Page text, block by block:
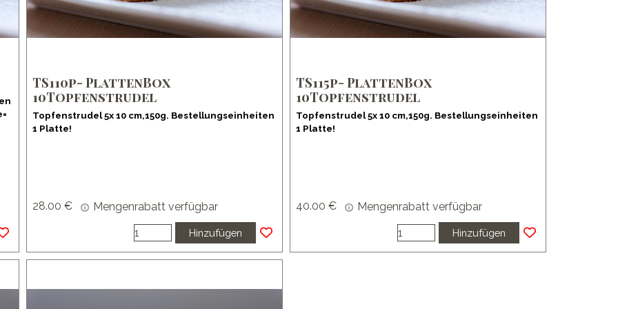
TS110p- PlattenBox
10Topfenstrudel
Topfenstrudel 5x 10 cm,150g. Bestellungseinheiten
1 Platte!
28.00 € Mengenrabatt verfügbar
Hinzufügen
TS115p- PlattenBox
10Topfenstrudel
Topfenstrudel 5x 10 cm,150g. Bestellungseinheiten
1 Platte!
40.00 € Mengenrabatt verfügbar
Hinzufügen